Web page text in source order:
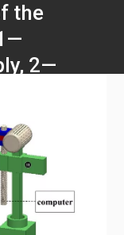
the
2—
4—
5—
bar